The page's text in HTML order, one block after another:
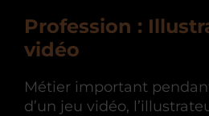
Profession :
vidéo
Métier important
d’un jeu vidéo,